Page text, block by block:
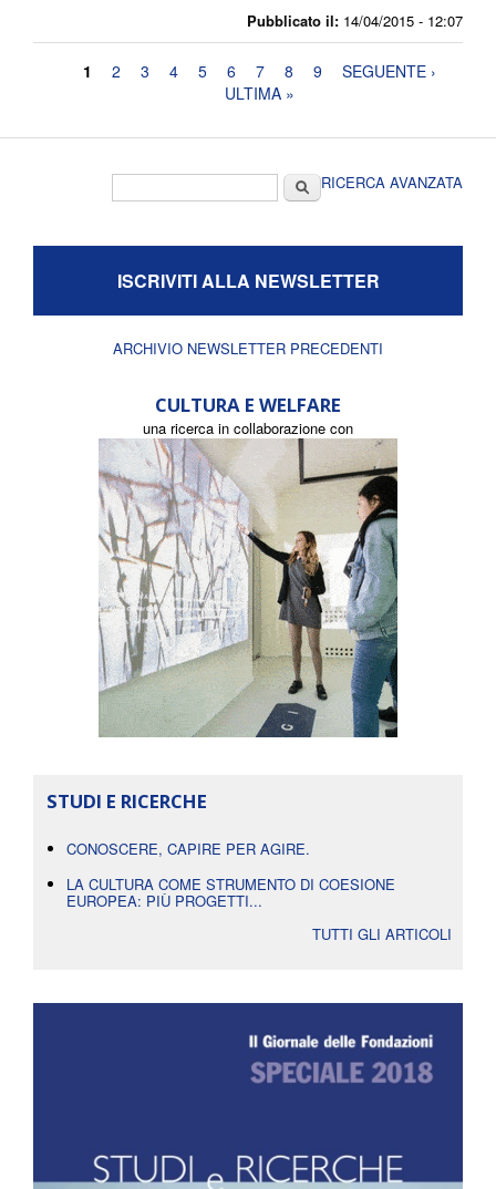
Pubblicato il: 14/04/2015 - 12:07
Pagine
1 2 3 4 5 6 7 8 9
SEGUENTE ›
ULTIMA »
CercaRICERCA AVANZATA
ISCRIVITI ALLA NEWSLETTER
ARCHIVIO NEWSLETTER PRECEDENTI
CULTURA E WELFARE
una ricerca in collaborazione con
STUDI E RICERCHE
CONOSCERE, CAPIRE PER AGIRE.
LA CULTURA COME STRUMENTO DI COESIONE
EUROPEA: PIÙ PROGETTI...
TUTTI GLI ARTICOLI